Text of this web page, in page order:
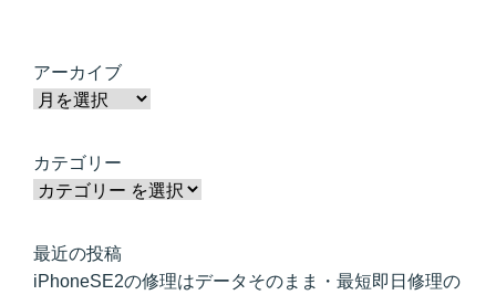
アーカイブ
カテゴリー
最近の投稿
iPhoneSE2の修理はデータそのまま・最短即日修理の